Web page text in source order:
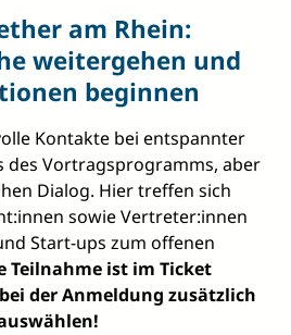
am Rhein:
weitergehen und
beginnen
Kontakte bei entspannter
des Vortragsprogramms, aber
Dialog. Hier treffen sich
sowie Vertreter:innen
Start‑ups zum offenen
Teilnahme ist im Ticket
der Anmeldung zusätzlich